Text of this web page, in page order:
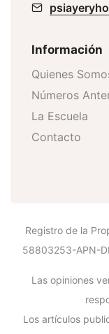
Información
Quienes
Números
La Escuela
Contacto
Registro de la
58803253-APN-
Las opiniones
Los artículos